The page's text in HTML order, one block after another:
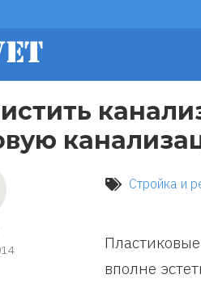
Стройка и
вполне